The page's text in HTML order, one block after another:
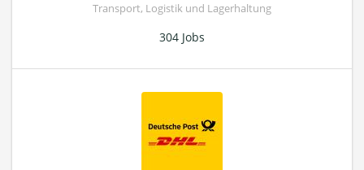
Transport, Logistik und Lagerhaltung
304 Jobs